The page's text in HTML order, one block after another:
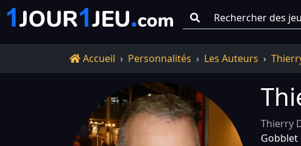
Accueil
Accueil Personnalités Les Auteurs
Thierry
Gobblet